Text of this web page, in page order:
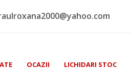
OCAZII LICHIDARI STOC